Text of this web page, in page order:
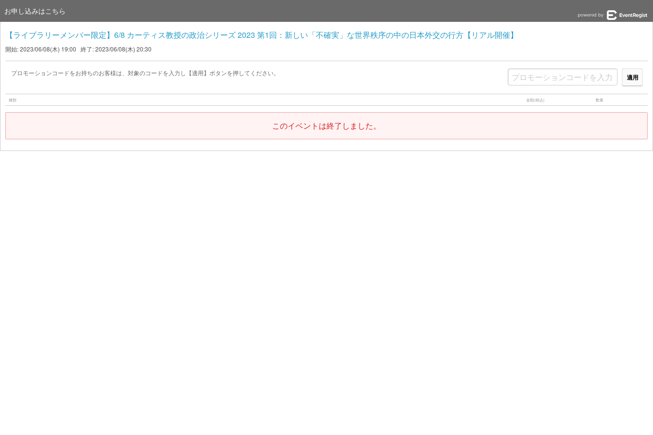
お申し込みはこちら
【ライブラリーメンバー限定】6/8 カーティス教授の政治シリーズ 2023 第1回：新しい「不確実」な世界秩序の中の日本外交の行方【リアル開催】
開始: 2023/06/08(木) 19:00 終了: 2023/06/08(木) 20:30
プロモーションコードをお持ちのお客様は、対象のコードを入力し【適用】ボタンを押してください。
適用
種類 金額(税込) 数量
このイベントは終了しました。